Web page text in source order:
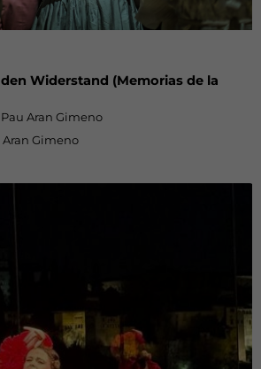
Widerstand (Memorias de la
Pau Aran Gimeno
Aran Gimeno